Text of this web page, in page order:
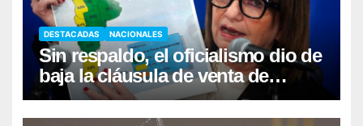
DESTACADAS NACIONALES
Sin respaldo, el oficialismo dio de
baja la cláusula de venta de
tierras a extranjeros